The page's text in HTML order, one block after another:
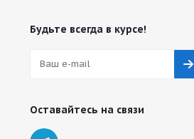
Будьте всегда в курсе!
Оставайтесь на связи